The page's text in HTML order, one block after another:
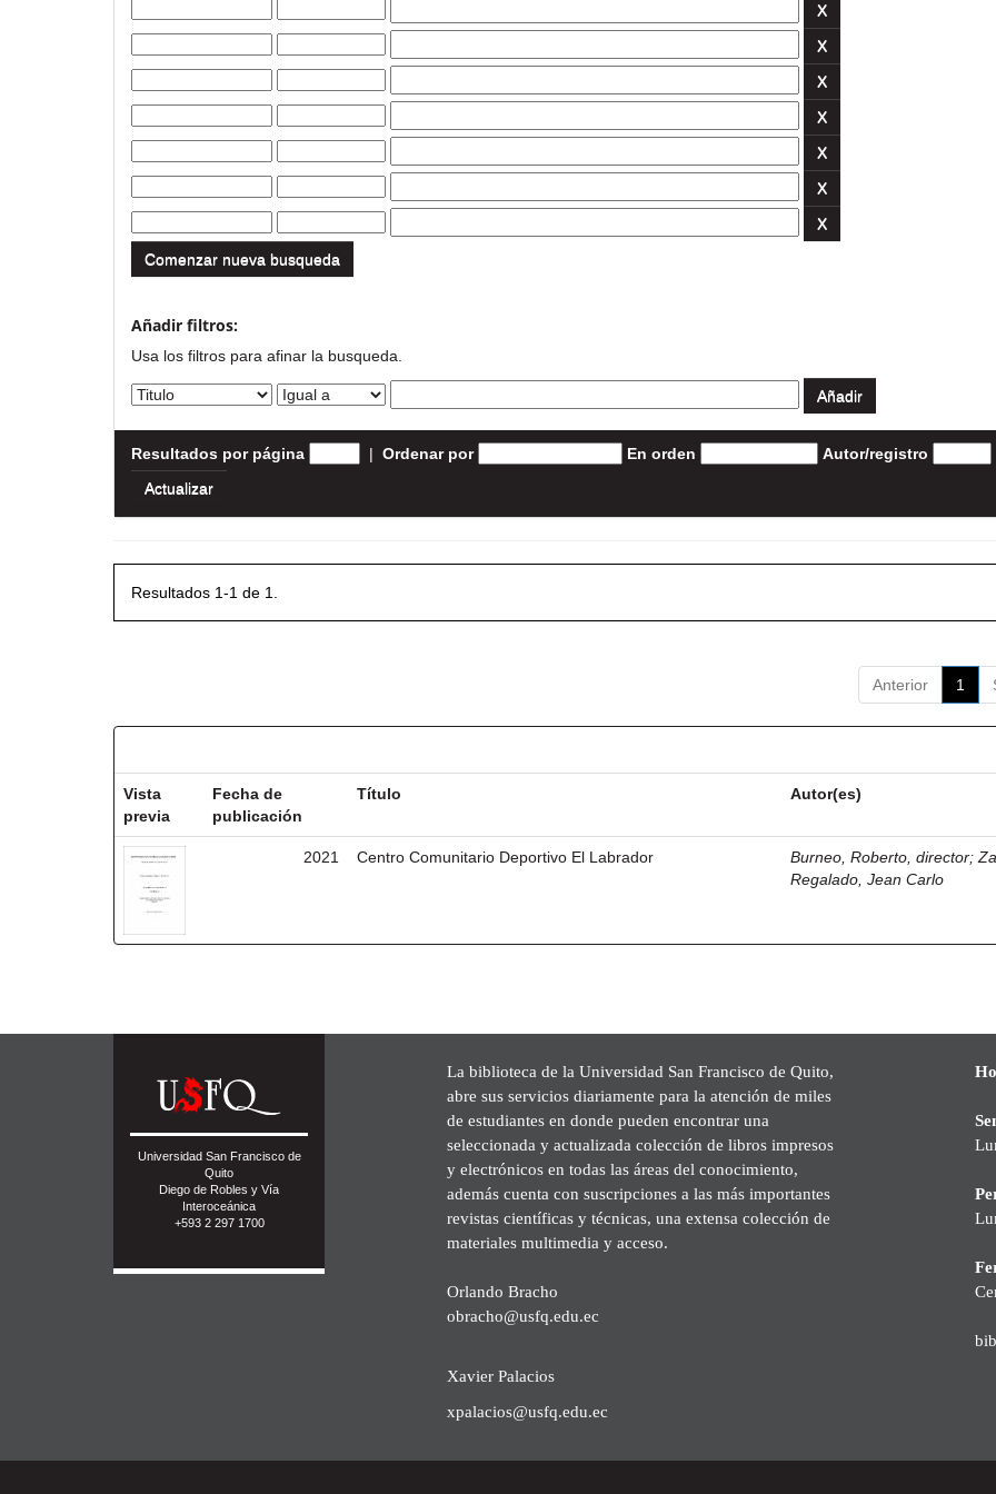
Comenzar nueva busqueda
Añadir filtros:
Usa los filtros para afinar la busqueda.
Resultados por página | Ordenar por En orden Autor/registro
Resultados 1-1 de 1.
Anterior 1
Vista
previa
Fecha de
publicación
Título Autor(es)
2021 Centro Comunitario Deportivo El Labrador Burneo, Roberto, director;
Regalado, Jean Carlo
Universidad San Francisco de
Quito
Diego de Robles y Vía
Interoceánica
+593 2 297 1700
La biblioteca de la Universidad San Francisco de Quito,
abre sus servicios diariamente para la atención de miles
de estudiantes en donde pueden encontrar una
seleccionada y actualizada colección de libros impresos
y electrónicos en todas las áreas del conocimiento,
además cuenta con suscripciones a las más importantes
revistas científicas y técnicas, una extensa colección de
materiales multimedia y acceso.
Orlando Bracho
obracho@usfq.edu.ec
Xavier Palacios
xpalacios@usfq.edu.ec